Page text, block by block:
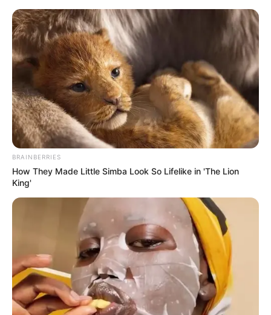
Sommerrodelbahn und Aussichtsberg Hasenhorn
in Todtnau
Kreis Lörrach Hochrhein Oberrhein
BRAINBERRIES
How They Made Little Simba Look So Lifelike in 'The Lion
King'